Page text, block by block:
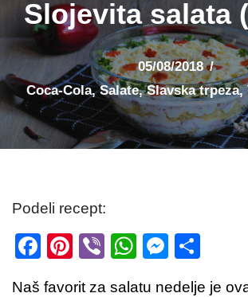
Slojevita salata
05/08/2018
Coca-Cola,Salate,Slavska trpeza,
Podeli recept:
F
Pi
Vi
W
M
Naš favorit za salatu nedelje je